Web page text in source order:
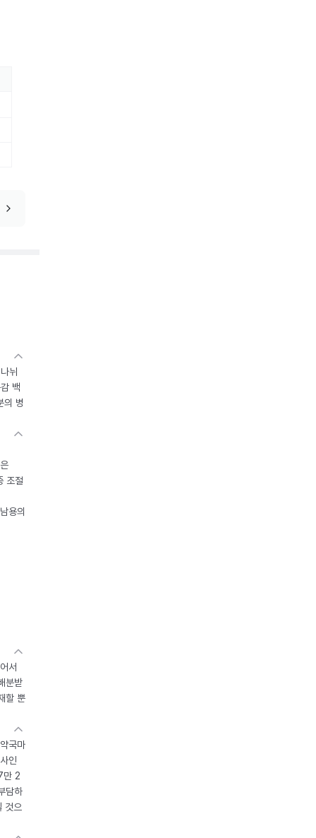
뉘
백
의 병
조절
용의
서
분받
할 뿐
국마
인
만 2
담하
것으